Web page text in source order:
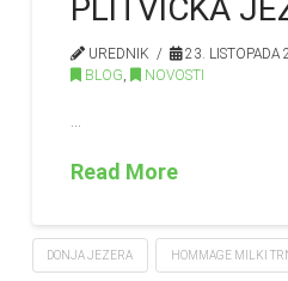
PLITVIČKA
UREDNIK
23. LISTOPADA
BLOG, NOVOSTI
Read More
DONJA JEZERA HOMMAGE MILKI